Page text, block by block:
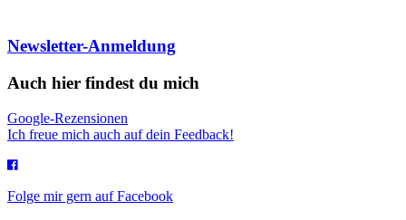
Newsletter-Anmeldung
Auch hier findest du mich
Google-Rezensionen
Ich freue mich auch auf dein Feedback!
Folge mir gern auf Facebook